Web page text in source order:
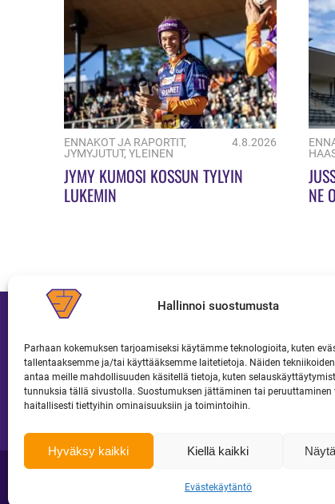
Hallinnoi suostumusta
Parhaan kokemuksen tarjoamiseksi käytämme teknologioita, kuten
tallentaaksemme ja/tai käyttääksemme laitetietoja. Näiden
antaa meille mahdollisuuden käsitellä tietoja, kuten
tunnuksia tällä sivustolla. Suostumuksen jättäminen tai peruuttaminen
haitallisesti tiettyihin ominaisuuksiin ja toimintoihin.
Hyväksy kaikki Kiellä kaikki
Evästekäytäntö
ENNAKOT JA RAPORTIT,
JYMYJUTUT, YLEINEN
4.8.2026
JYMY KUMOSI KOSSUN TYLYIN
LUKEMIN
NE
JOUKKUELIPUT JA
Copyright 2026 Superjymy Oy | Linturinteenkatu 1, 88610 Vuokatti |